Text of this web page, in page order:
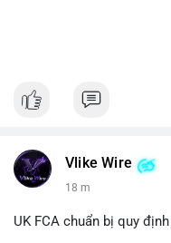
Vlike Wire
18 m
UK FCA chuẩn bị quy